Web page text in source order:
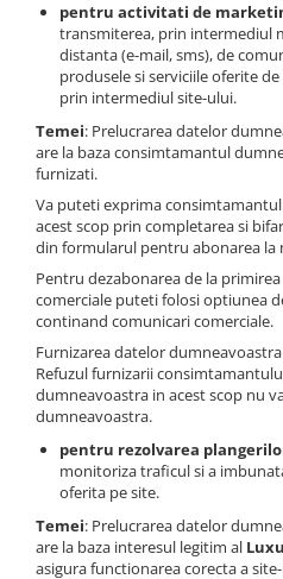
pentru activitati de
transmiterea, prin intermediul
distanta (e-mail, sms), de
produsele si serviciile oferite de
prin intermediul site-ului.
Temei: Prelucrarea datelor
are la baza consimtamantul
furnizati.
Va puteti exprima
acest scop prin completarea si
din formularul pentru abonarea la
Pentru dezabonarea de la
comerciale puteti folosi optiunea
continand comunicari comerciale.
Furnizarea datelor
Refuzul furnizarii
dumneavoastra in acest scop nu
dumneavoastra.
pentru rezolvarea
monitoriza traficul si a
oferita pe site.
Temei: Prelucrarea datelor
are la baza interesul legitim al
asigura functionarea corecta a